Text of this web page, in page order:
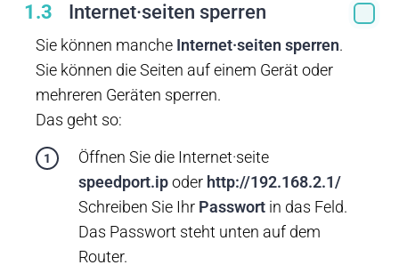
1.3 Internet·seiten sperren
Sie können manche Internet·seiten sperren.
Sie können die Seiten auf einem Gerät oder
mehreren Geräten sperren.
Das geht so:
Öffnen Sie die Internet·seite
speedport.ipoder http://192.168.2.1/
Schreiben Sie Ihr Passwort in das Feld.
Das Passwort steht unten auf dem
Router.